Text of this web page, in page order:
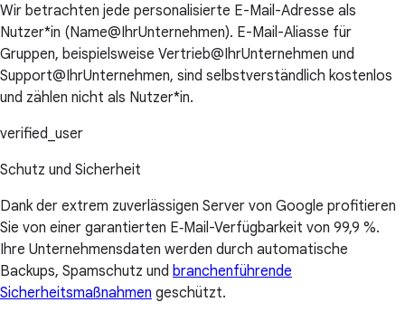
Wir betrachten jede personalisierte E-Mail-Adresse als
Nutzer*in (Name@IhrUnternehmen). E-Mail-Aliasse für
Gruppen, beispielsweise Vertrieb@IhrUnternehmen und
Support@IhrUnternehmen, sind selbstverständlich kostenlos
und zählen nicht als Nutzer*in.
verified_user
Schutz und Sicherheit
Dank der extrem zuverlässigen Server von Google profitieren
Sie von einer garantierten E‑Mail-Verfügbarkeit von 99,9 %.
Ihre Unternehmensdaten werden durch automatische
Backups, Spamschutz und branchenführende
Sicherheitsmaßnahmen geschützt.